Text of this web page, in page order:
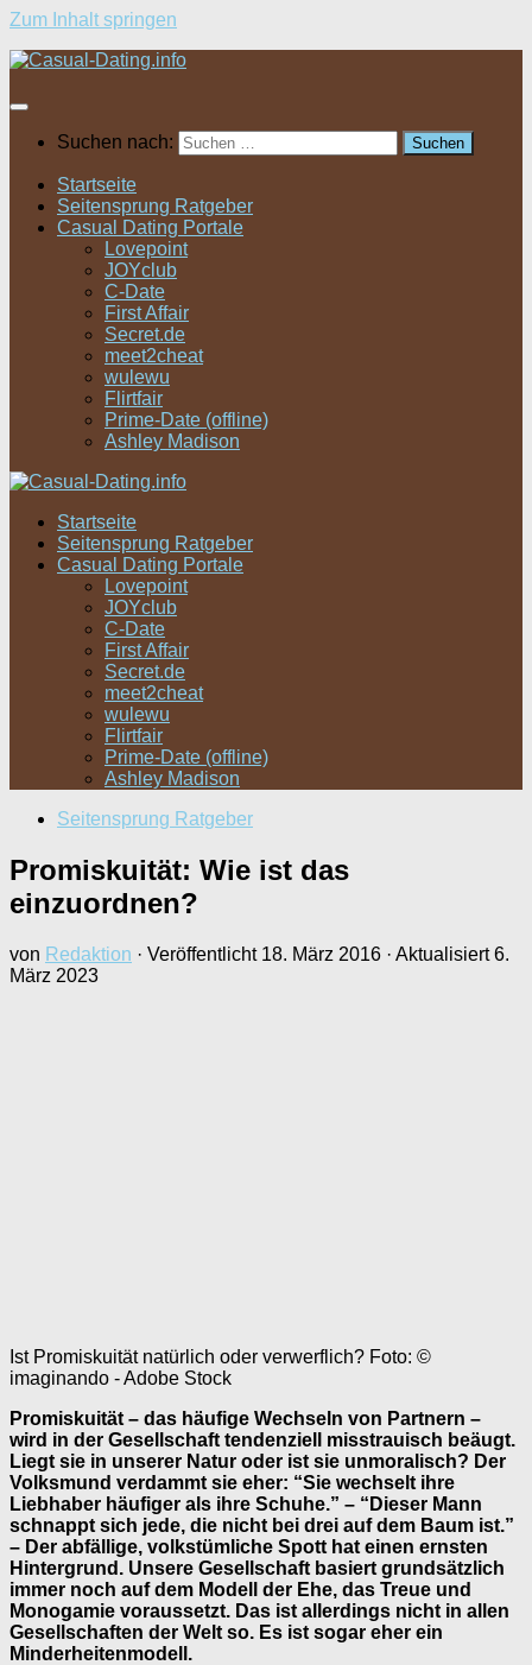
Zum Inhalt springen
Suchen nach:
Startseite
Seitensprung Ratgeber
Casual Dating Portale
Lovepoint
JOYclub
C-Date
First Affair
Secret.de
meet2cheat
wulewu
Flirtfair
Prime-Date (offline)
Ashley Madison
Startseite
Seitensprung Ratgeber
Casual Dating Portale
Lovepoint
JOYclub
C-Date
First Affair
Secret.de
meet2cheat
wulewu
Flirtfair
Prime-Date (offline)
Ashley Madison
Seitensprung Ratgeber
Promiskuität: Wie ist das
einzuordnen?
von Redaktion · Veröffentlicht 18. März 2016 · Aktualisiert6.
März 2023
Ist Promiskuität natürlich oder verwerflich? Foto: ©
imaginando - Adobe Stock
Promiskuität – das häufige Wechseln von Partnern –
wird in der Gesellschaft tendenziell misstrauisch beäugt.
Liegt sie in unserer Natur oder ist sie unmoralisch? Der
Volksmund verdammt sie eher: “Sie wechselt ihre
Liebhaber häufiger als ihre Schuhe.” – “Dieser Mann
schnappt sich jede, die nicht bei drei auf dem Baum ist.”
– Der abfällige, volkstümliche Spott hat einen ernsten
Hintergrund. Unsere Gesellschaft basiert grundsätzlich
immer noch auf dem Modell der Ehe, das Treue und
Monogamie voraussetzt. Das ist allerdings nicht in allen
Gesellschaften der Welt so. Es ist sogar eher ein
Minderheitenmodell.